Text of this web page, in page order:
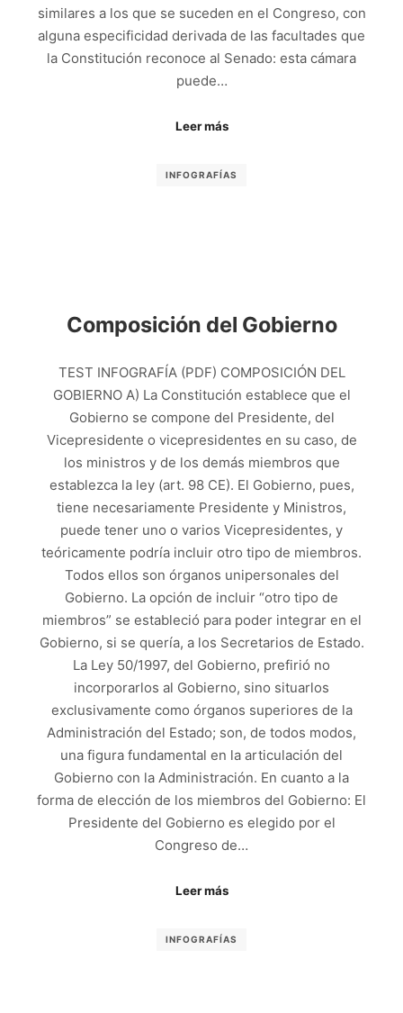
similares a los que se suceden en el Congreso, con
alguna especificidad derivada de las facultades que
la Constitución reconoce al Senado: esta cámara
puede…
Leer más
INFOGRAFÍAS
Composición del Gobierno
TEST INFOGRAFÍA (PDF) COMPOSICIÓN DEL
GOBIERNO A) La Constitución establece que el
Gobierno se compone del Presidente, del
Vicepresidente o vicepresidentes en su caso, de
los ministros y de los demás miembros que
establezca la ley (art. 98 CE). El Gobierno, pues,
tiene necesariamente Presidente y Ministros,
puede tener uno o varios Vicepresidentes, y
teóricamente podría incluir otro tipo de miembros.
Todos ellos son órganos unipersonales del
Gobierno. La opción de incluir “otro tipo de
miembros” se estableció para poder integrar en el
Gobierno, si se quería, a los Secretarios de Estado.
La Ley 50/1997, del Gobierno, prefirió no
incorporarlos al Gobierno, sino situarlos
exclusivamente como órganos superiores de la
Administración del Estado; son, de todos modos,
una figura fundamental en la articulación del
Gobierno con la Administración. En cuanto a la
forma de elección de los miembros del Gobierno: El
Presidente del Gobierno es elegido por el
Congreso de…
Leer más
INFOGRAFÍAS